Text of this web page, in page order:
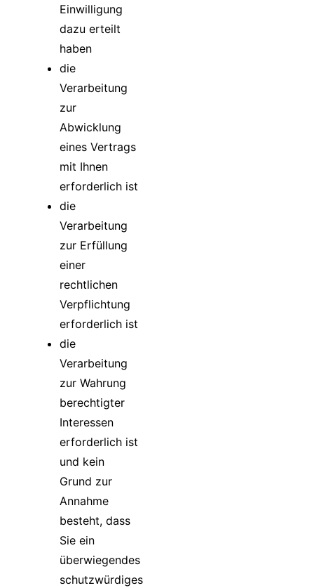
Einwilligung
dazu erteilt
haben
die
Verarbeitung
zur
Abwicklung
eines Vertrags
mit Ihnen
erforderlich ist
die
Verarbeitung
zur Erfüllung
einer
rechtlichen
Verpflichtung
erforderlich ist
die
Verarbeitung
zur Wahrung
berechtigter
Interessen
erforderlich ist
und kein
Grund zur
Annahme
besteht, dass
Sie ein
überwiegendes
schutzwürdiges